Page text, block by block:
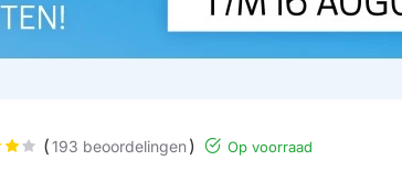
(193 beoordelingen) Op voorraad